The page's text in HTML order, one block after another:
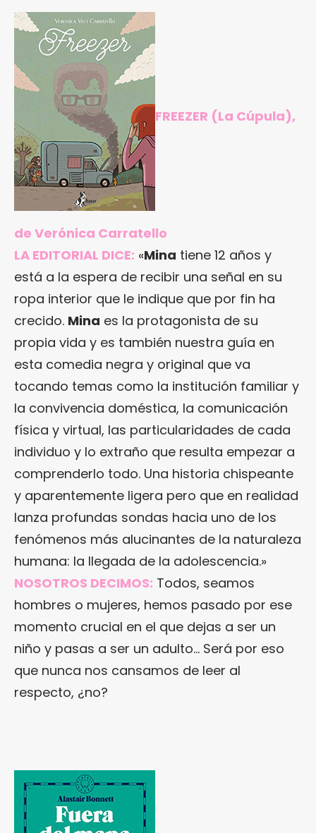
FREEZER (La Cúpula),
de Verónica Carratello
LA EDITORIAL DICE: «Mina tiene 12 años y
está a la espera de recibir una señal en su
ropa interior que le indique que por fin ha
crecido. Mina es la protagonista de su
propia vida y es también nuestra guía en
esta comedia negra y original que va
tocando temas como la institución familiar y
la convivencia doméstica, la comunicación
física y virtual, las particularidades de cada
individuo y lo extraño que resulta empezar a
comprenderlo todo. Una historia chispeante
y aparentemente ligera pero que en realidad
lanza profundas sondas hacia uno de los
fenómenos más alucinantes de la naturaleza
humana: la llegada de la adolescencia.»
NOSOTROS DECIMOS: Todos, seamos
hombres o mujeres, hemos pasado por ese
momento crucial en el que dejas a ser un
niño y pasas a ser un adulto… Será por eso
que nunca nos cansamos de leer al
respecto, ¿no?